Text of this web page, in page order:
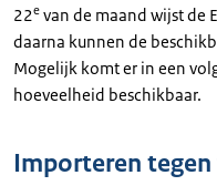
22e van de maand wijst de
daarna kunnen de
Mogelijk komt er in een
hoeveelheid beschikbaar.
Importeren